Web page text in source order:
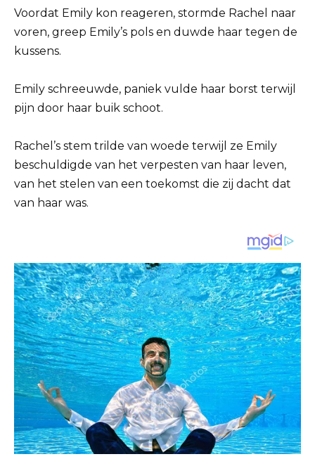
Voordat Emily kon reageren, stormde Rachel naar
voren, greep Emily’s pols en duwde haar tegen de
kussens.
Emily schreeuwde, paniek vulde haar borst terwijl
pijn door haar buik schoot.
Rachel’s stem trilde van woede terwijl ze Emily
beschuldigde van het verpesten van haar leven,
van het stelen van een toekomst die zij dacht dat
van haar was.